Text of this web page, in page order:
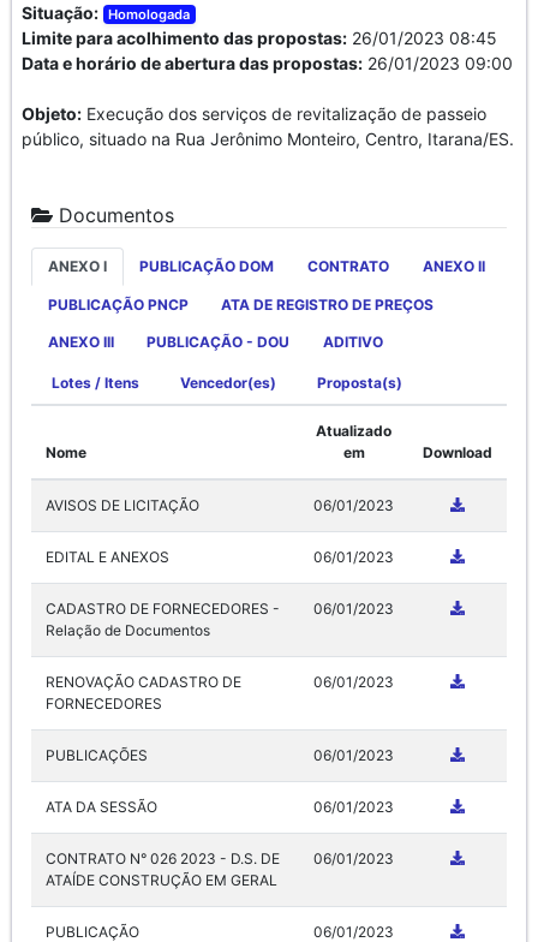
Situação: Homologada
Limite para acolhimento das propostas: 26/01/2023 08:45
Data e horário de abertura das propostas: 26/01/2023 09:00
Objeto: Execução dos serviços de revitalização de passeio
público, situado na Rua Jerônimo Monteiro, Centro, Itarana/ES.
Documentos
ANEXO I PUBLICAÇÃO DOM CONTRATO ANEXO II
PUBLICAÇÃO PNCP ATA DE REGISTRO DE PREÇOS
ANEXO III PUBLICAÇÃO - DOU ADITIVO
Lotes / Itens Vencedor(es) Proposta(s)
Nome
Atualizado
em
Download
AVISOS DE LICITAÇÃO 06/01/2023
EDITAL E ANEXOS 06/01/2023
CADASTRO DE FORNECEDORES -
Relação de Documentos
06/01/2023
RENOVAÇÃO CADASTRO DE
FORNECEDORES
06/01/2023
PUBLICAÇÕES 06/01/2023
ATA DA SESSÃO 06/01/2023
CONTRATO N° 026 2023 - D.S. DE
ATAÍDE CONSTRUÇÃO EM GERAL
06/01/2023
PUBLICAÇÃO 06/01/2023